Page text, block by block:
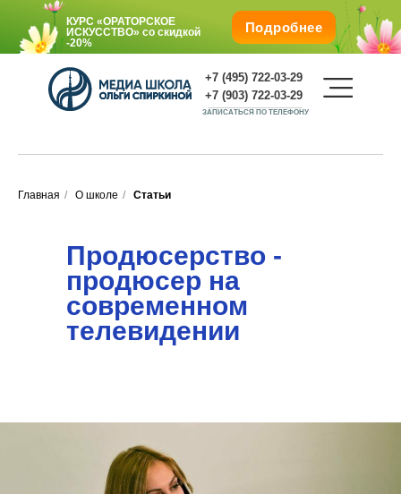
Подробнее
Подарите любимым обучение со
КУРС «ОРАТОРСКОЕ
ИСКУССТВО»со
скидкой -20%
КУРС «ОРАТОРСКОЕ
ИСКУССТВО» со скидкой
-20%
Г. Москва, м. Октябрьская, Ленинский пр., 1/2, корп.
1.
+7 (495) 722-03-29
+7 (903) 722-03-29
ЗАПИСАТЬСЯ ПО ТЕЛЕФОНУ
Главная / О школе / Статьи
Продюсерство -
продюсер на
современном
телевидении